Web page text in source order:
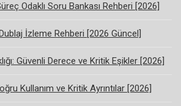
Odaklı Soru Bankası Rehberi [2026]
İzleme Rehberi [2026 Güncel]
Güvenli Derece ve Kritik Eşikler [2026]
Kullanım ve Kritik Ayrıntılar [2026]